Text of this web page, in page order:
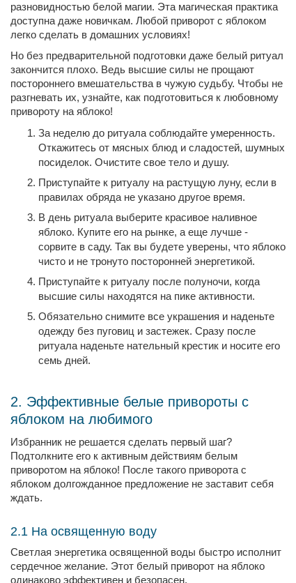
разновидностью белой магии. Эта магическая практика
доступна даже новичкам. Любой приворот с яблоком
легко сделать в домашних условиях!
Но без предварительной подготовки даже белый ритуал
закончится плохо. Ведь высшие силы не прощают
постороннего вмешательства в чужую судьбу. Чтобы не
разгневать их, узнайте, как подготовиться к любовному
привороту на яблоко!
За неделю до ритуала соблюдайте умеренность.
Откажитесь от мясных блюд и сладостей, шумных
посиделок. Очистите свое тело и душу.
Приступайте к ритуалу на растущую луну, если в
правилах обряда не указано другое время.
В день ритуала выберите красивое наливное
яблоко. Купите его на рынке, а еще лучше -
сорвите в саду. Так вы будете уверены, что яблоко
чисто и не тронуто посторонней энергетикой.
Приступайте к ритуалу после полуночи, когда
высшие силы находятся на пике активности.
Обязательно снимите все украшения и наденьте
одежду без пуговиц и застежек. Сразу после
ритуала наденьте нательный крестик и носите его
семь дней.
2. Эффективные белые привороты с
яблоком на любимого
Избранник не решается сделать первый шаг?
Подтолкните его к активным действиям белым
приворотом на яблоко! После такого приворота с
яблоком долгожданное предложение не заставит себя
ждать.
2.1 На освященную воду
Светлая энергетика освященной воды быстро исполнит
сердечное желание. Этот белый приворот на яблоко
одинаково эффективен и безопасен.